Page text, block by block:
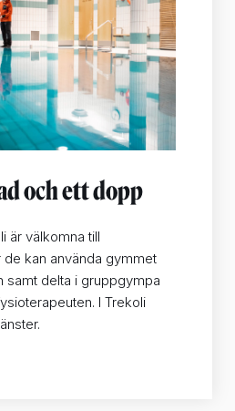
och ett dopp
är välkomna till
de kan använda gymmet
samt delta i gruppgympa
I Trekoli